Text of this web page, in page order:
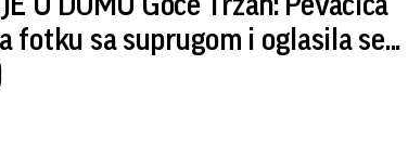
fotku sa suprugom i oglasila se...